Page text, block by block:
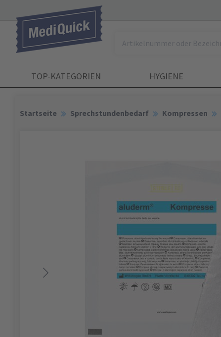
TOP-KATEGORIEN HYGIENE
Startseite Sprechstundenbedarf Kompressen